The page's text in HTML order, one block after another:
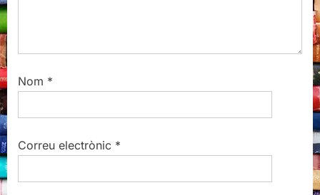
Nom *
Correu electrònic *